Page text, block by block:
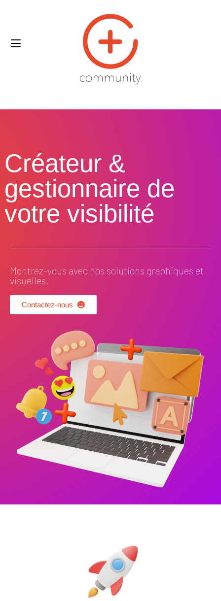
Créateur &
gestionnaire de
votre visibilité​
Montrez-vous avec nos solutions graphiques et
visuelles.
Contactez-nous